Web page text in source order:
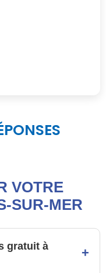
VOTRE
SUR-MER
gratuit à
+